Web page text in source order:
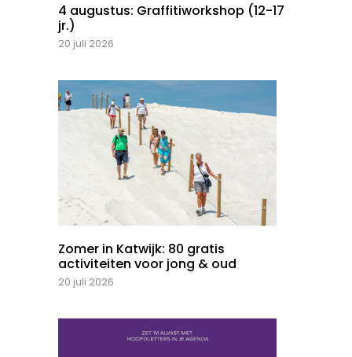
4 augustus: Graffitiworkshop (12-17
jr.)
20 juli 2026
Zomer in Katwijk: 80 gratis
activiteiten voor jong & oud
20 juli 2026